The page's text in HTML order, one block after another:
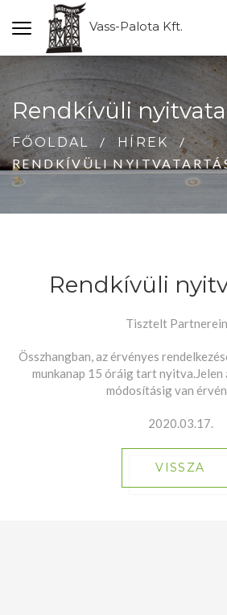
Vass-Palota Kft.
Rendkívüli
FŐOLDAL
HÍREK
RENDKÍVÜLI
Rendkívüli
Tisztelt
Összhangban, az érvényes
munkanap 15 óráig tart
módosításig van
2020.03.17.
VISSZA